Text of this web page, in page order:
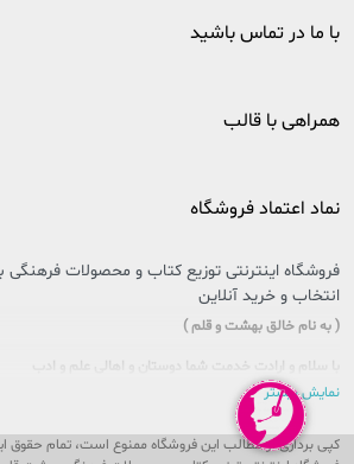
با ما در تماس باشید
همراهی با قالب
نماد اعتماد فروشگاه
فروشگاه اینترنتی توزیع کتاب و محصولات
انتخاب و خرید آنلاین
( به نام خالق بهشت و قلم )
با سلام و ارادت خدمت شما دوستان و اهالی علم و ادب
سایتی را که در پیش روی دارید حاصل تلاش بی وقفه جمعی
کشور عزیزمان ایران است که در راستای تحقق امر و
خصوص مطالعه و کتابخوانی، پا به عرصه وجود گذاشت تا ذره
نمایش بیشتر
کپی برداری از مطالب این فروشگاه ممنوع است، تمام